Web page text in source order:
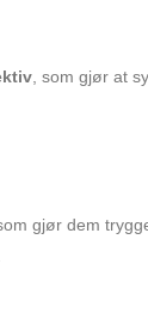
, som gjør at
gjør dem